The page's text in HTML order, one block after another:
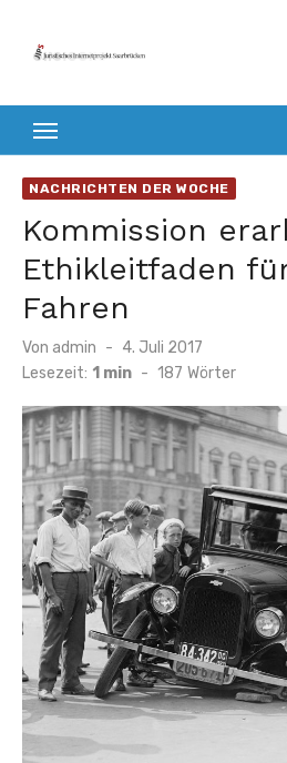
Inhalt
NACHRICHTEN DER WOCHE
Kommission
Ethikleitfaden
Fahren
Von admin
Veröffentlicht
am
4. Juli 2017
Lesezeit: 1 min - 187 Wörter